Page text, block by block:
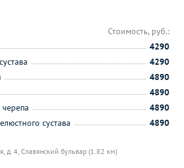
д. 4, Славянский бульвар (1.82 км)
Стоимость, руб.:
4290
4290
4890
4890
4890
сустава
4890